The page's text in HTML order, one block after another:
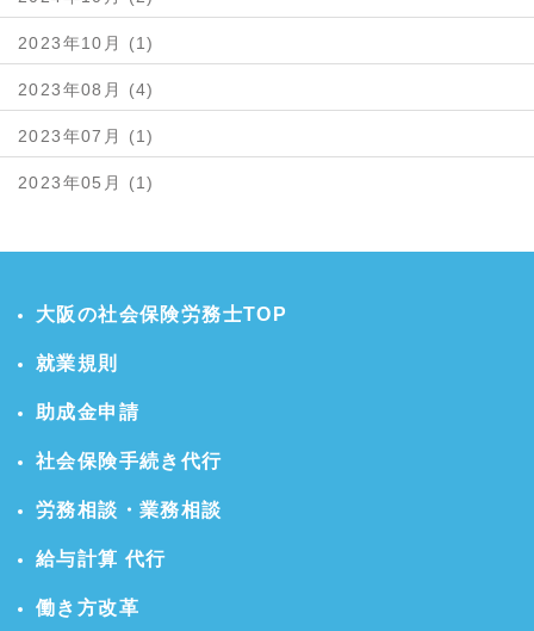
2023年10月 (1)
2023年08月 (4)
2023年07月 (1)
2023年05月 (1)
大阪の社会保険労務士TOP
就業規則
助成金申請
社会保険手続き代行
労務相談・業務相談
給与計算 代行
働き方改革